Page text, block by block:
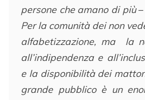
persone che amano di più–
Per la comunità dei non
alfabetizzazione, ma la
all’indipendenza e
e la disponibilità dei
grande pubblico è un